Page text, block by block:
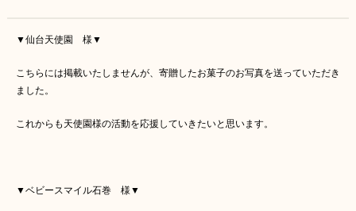
▼仙台天使園 様▼
こちらには掲載いたしませんが、寄贈したお菓子のお写真を送っていただき
ました。
これからも天使園様の活動を応援していきたいと思います。
▼ベビースマイル石巻 様▼